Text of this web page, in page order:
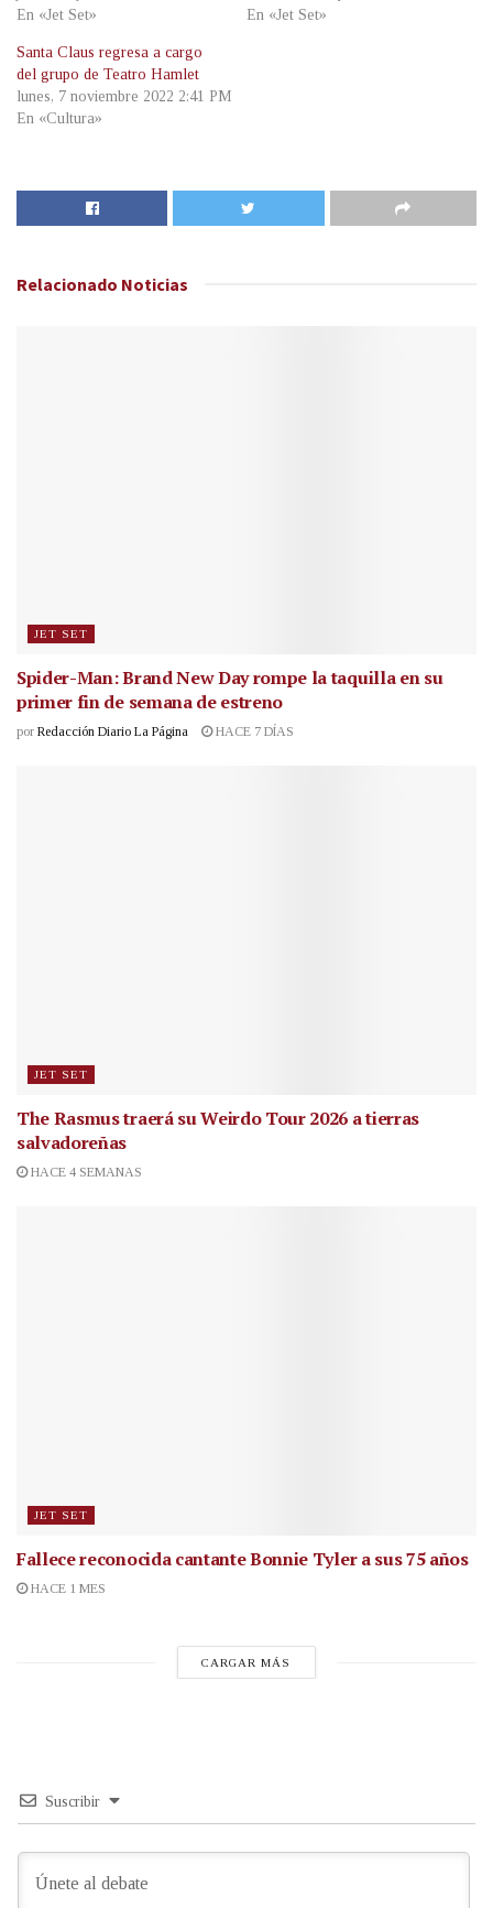
En «Jet Set»
En «Jet Set»
Santa Claus regresa a cargo
del grupo de Teatro Hamlet
lunes, 7 noviembre 2022 2:41 PM
En «Cultura»
Relacionado Noticias
JET SET
Spider-Man: Brand New Day rompe la taquilla en su
primer fin de semana de estreno
por Redacción Diario La Página HACE 7 DÍAS
JET SET
The Rasmus traerá su Weirdo Tour 2026 a tierras
salvadoreñas
HACE 4 SEMANAS
JET SET
Fallece reconocida cantanteBonnie Tyler a sus 75 años
HACE 1 MES
CARGAR MÁS
Suscribir